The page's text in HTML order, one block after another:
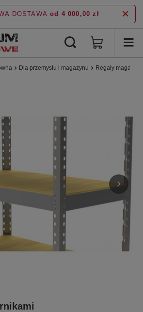
DOSTAWA od 4 000,00 zł
Dla przemysłu i magazynu Regały